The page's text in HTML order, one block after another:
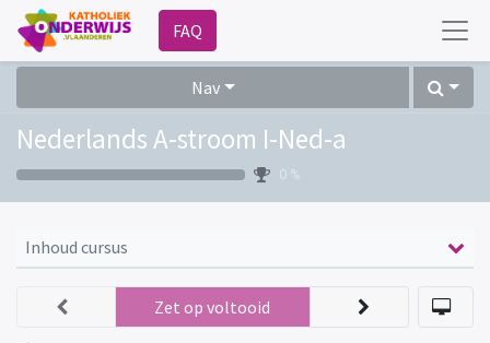
FAQ
Nav
Nederlands A-stroom I-Ned-a
0 %
Inhoud cursus
Zet op voltooid